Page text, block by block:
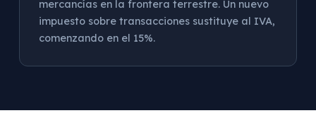
mercancías en la frontera terrestre. Un nuevo
impuesto sobre transacciones sustituye al IVA,
comenzando en el 15%.